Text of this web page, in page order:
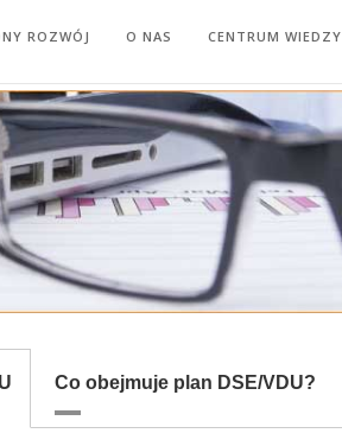
ROZWÓJ O NAS CENTRUM WIEDZY
Co obejmuje plan DSE/VDU?